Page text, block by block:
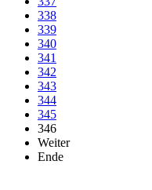
338
339
340
341
342
343
344
345
346
Weiter
Ende